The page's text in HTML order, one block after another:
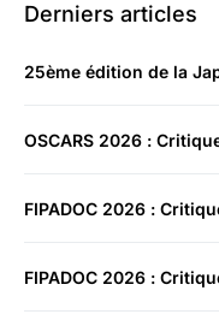
Derniers articles
25ème édition de la
OSCARS 2026 :
FIPADOC 2026 :
FIPADOC 2026 :